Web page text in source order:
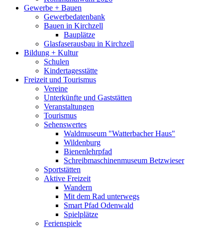
Gewerbe + Bauen
Gewerbedatenbank
Bauen in Kirchzell
Bauplätze
Glasfaserausbau in Kirchzell
Bildung + Kultur
Schulen
Kindertagesstätte
Freizeit und Tourismus
Vereine
Unterkünfte und Gaststätten
Veranstaltungen
Tourismus
Sehenswertes
Waldmuseum "Watterbacher Haus"
Wildenburg
Bienenlehrpfad
Schreibmaschinenmuseum Betzwieser
Sportstätten
Aktive Freizeit
Wandern
Mit dem Rad unterwegs
Smart Pfad Odenwald
Spielplätze
Ferienspiele